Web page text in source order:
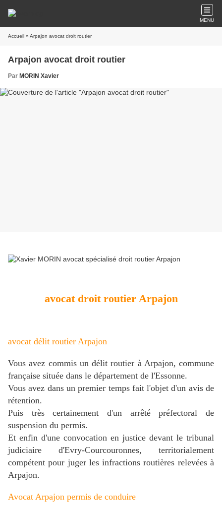
MENU
Accueil » Arpajon avocat droit routier
Arpajon avocat droit routier
Par MORIN Xavier
avocat droit routier Arpajon
avocat délit routier Arpajon
Vous avez commis un délit routier à Arpajon, commune
française située dans le département de l'Essonne.
Vous avez dans un premier temps fait l'objet d'un avis de
rétention.
Puis très certainement d'un arrêté préfectoral de
suspension du permis.
Et enfin d'une convocation en justice devant le tribunal
judiciaire d'Evry-Courcouronnes, territorialement
compétent pour juger les infractions routières relevées à
Arpajon.
Avocat Arpajon permis de conduire